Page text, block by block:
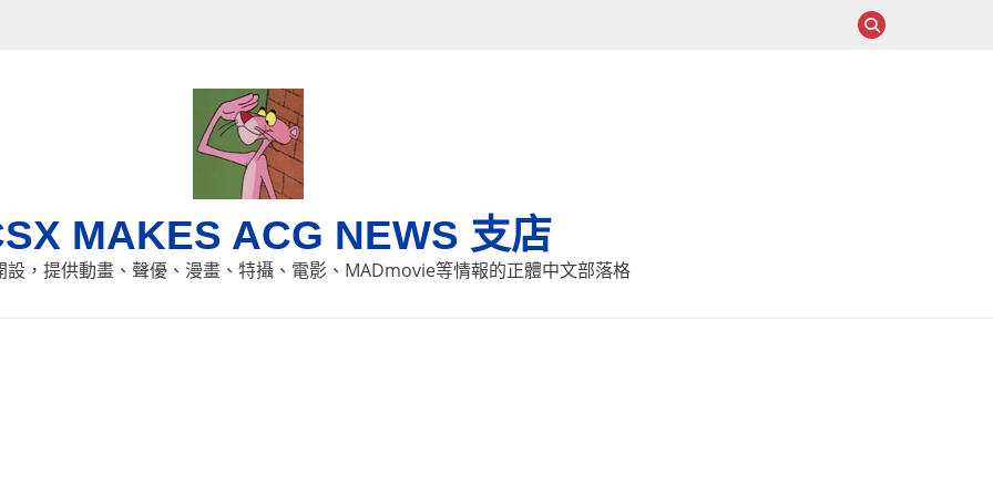
MAKES ACG NEWS 支店
設，提供動畫、聲優、漫畫、特攝、電影、MADmovie等情報的正體中文部落格